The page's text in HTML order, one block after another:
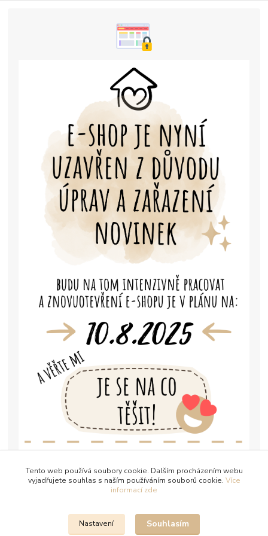
Tento web používá soubory cookie. Dalším procházením webu
vyjadřujete souhlas s naším používáním souborů cookie. Více
informací zde
Nastavení Souhlasím